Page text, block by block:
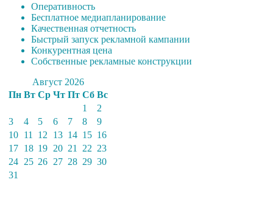
Оперативность
Бесплатное медиапланирование
Качественная отчетность
Быстрый запуск рекламной кампании
Конкурентная цена
Собственные рекламные конструкции
Август 2026
Пн Вт Ср Чт Пт Сб Вс
1
2
3
4 5 6 7 8
9
10 11 12 13 14 15 16
17 18 19 20 21 22 23
24 25 26 27 28 29 30
31